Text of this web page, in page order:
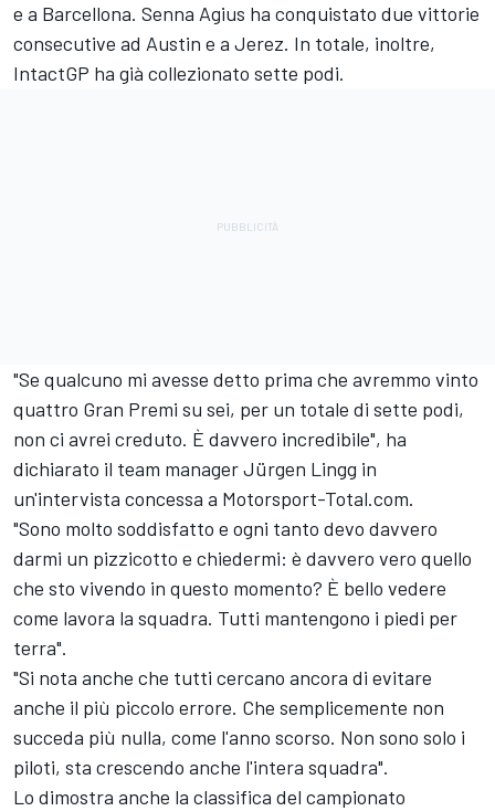
e a Barcellona. Senna Agius ha conquistato due vittorie
consecutive ad Austin e a Jerez. In totale, inoltre,
IntactGP ha già collezionato sette podi.
"Se qualcuno mi avesse detto prima che avremmo vinto
quattro Gran Premi su sei, per un totale di sette podi,
non ci avrei creduto. È davvero incredibile", ha
dichiarato il team manager Jürgen Lingg in
un'intervista concessa a Motorsport-Total.com.
"Sono molto soddisfatto e ogni tanto devo davvero
darmi un pizzicotto e chiedermi: è davvero vero quello
che sto vivendo in questo momento? È bello vedere
come lavora la squadra. Tutti mantengono i piedi per
terra".
"Si nota anche che tutti cercano ancora di evitare
anche il più piccolo errore. Che semplicemente non
succeda più nulla, come l'anno scorso. Non sono solo i
piloti, sta crescendo anche l'intera squadra".
Lo dimostra anche la classifica del campionato